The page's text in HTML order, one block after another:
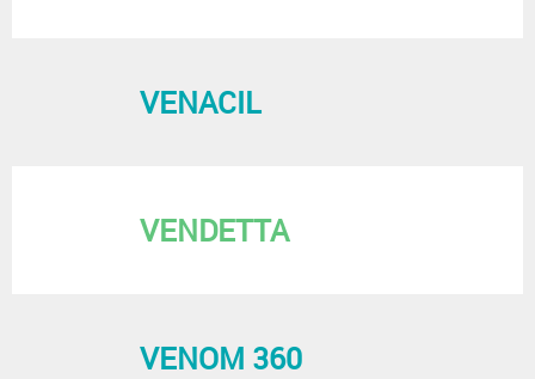
VENACIL
VENDETTA
VENOM 360